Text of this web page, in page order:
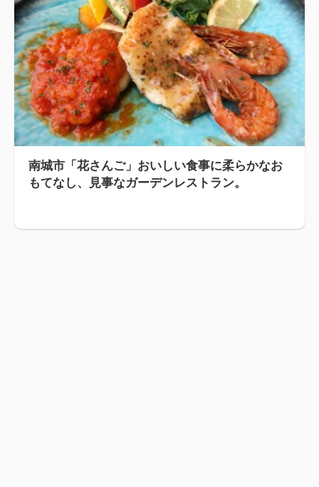
南城市「花さんご」おいしい食事に柔らかなお
もてなし、見事なガーデンレストラン。